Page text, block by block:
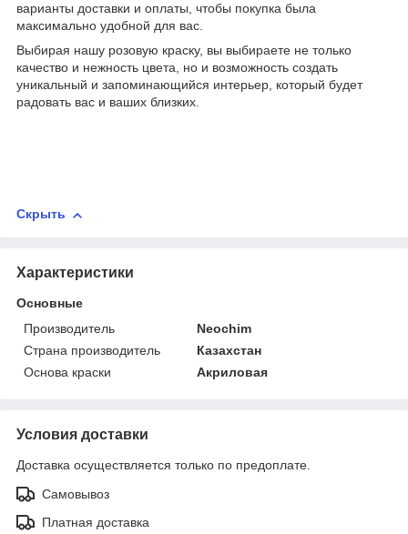
варианты доставки и оплаты, чтобы покупка была
максимально удобной для вас.
Выбирая нашу розовую краску, вы выбираете не только
качество и нежность цвета, но и возможность создать
уникальный и запоминающийся интерьер, который будет
радовать вас и ваших близких.
Скрыть
Характеристики
Основные
Производитель
Neochim
Страна производитель
Казахстан
Основа краски
Акриловая
Условия доставки
Доставка осуществляется только по предоплате.
Самовывоз
Платная доставка